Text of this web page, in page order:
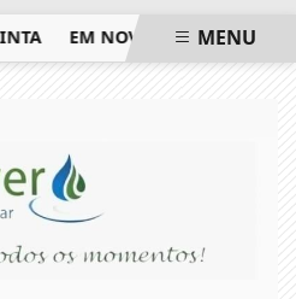
EM NOVA REDUÇÃO, COPOM
MENU